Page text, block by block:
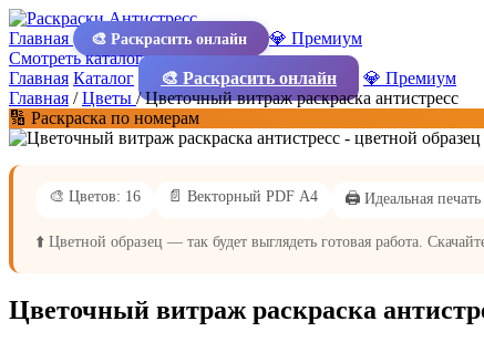
Главная 🎨 Раскрасить онлайн
💎 Премиум
Смотреть каталог
Главная Каталог 🎨 Раскрасить онлайн
💎 Премиум
Главная /Цветы /Цветочный витраж раскраска антистресс
🔢 Раскраска по номерам
🎨 Цветов: 16 📄 Векторный PDF А4 🖨️ Идеальная печать
⬆️ Цветной образец — так будет выглядеть готовая работа.
Цветочный витраж раскраска